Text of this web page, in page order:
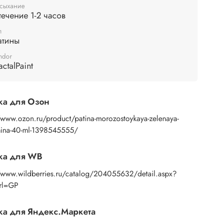
1-2 часов. Патины не требуют финишного
1-2 часов
для Озон
product/patina-morozostoykaya-zelenaya-
40-ml-1398545555/
для WB
catalog/204055632/detail.aspx?
для Яндекс.Маркета